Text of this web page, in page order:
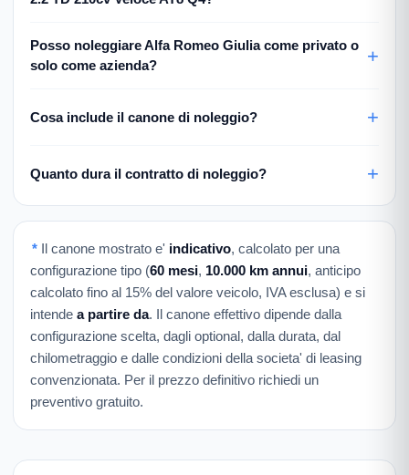
Posso noleggiare Alfa Romeo Giulia come privato o
solo come azienda?
Cosa include il canone di noleggio?
Quanto dura il contratto di noleggio?
* Il canone mostrato e' indicativo, calcolato per una
configurazione tipo (60 mesi, 10.000 km annui, anticipo
calcolato fino al 15% del valore veicolo, IVA esclusa) e si
intende a partire da. Il canone effettivo dipende dalla
configurazione scelta, dagli optional, dalla durata, dal
chilometraggio e dalle condizioni della societa' di leasing
convenzionata. Per il prezzo definitivo richiedi un
preventivo gratuito.